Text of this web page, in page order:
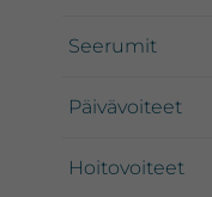
Seerumit
Päivävoiteet
Hoitovoiteet